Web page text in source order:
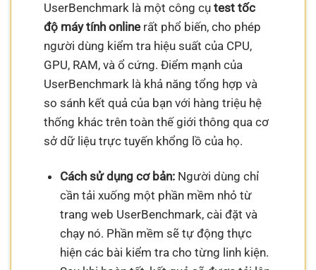
UserBenchmark là một công cụtest tốc
độ máy tính online rất phổ biến, cho phép
người dùng kiểm tra hiệu suất của CPU,
GPU, RAM, và ổ cứng. Điểm mạnh của
UserBenchmark là khả năng tổng hợp và
so sánh kết quả của bạn với hàng triệu hệ
thống khác trên toàn thế giới thông qua cơ
sở dữ liệu trực tuyến khổng lồ của họ.
Cách sử dụng cơ bản:Người dùng chỉ
cần tải xuống một phần mềm nhỏ từ
trang web UserBenchmark, cài đặt và
chạy nó. Phần mềm sẽ tự động thực
hiện các bài kiểm tra cho từng linh kiện.